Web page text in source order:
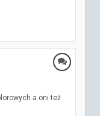
a oni teź